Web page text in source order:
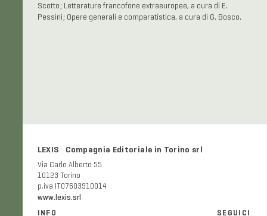
Scotto; Letterature francofone extraeuropee, a cura di E.
Pessini; Opere generali e comparatistica, a cura di G. Bosco.
LEXIS Compagnia Editoriale in Torino srl
Via Carlo Alberto 55
10123 Torino
p.iva IT07603910014
www.lexis.srl
INFO SEGUICI